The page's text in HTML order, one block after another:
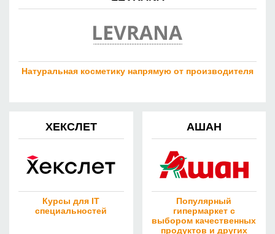
Натуральная косметику напрямую от производителя
ХЕКСЛЕТ
Курсы для IT
специальностей
АШАН
Популярный
гипермаркет с
выбором качественных
продуктов и других